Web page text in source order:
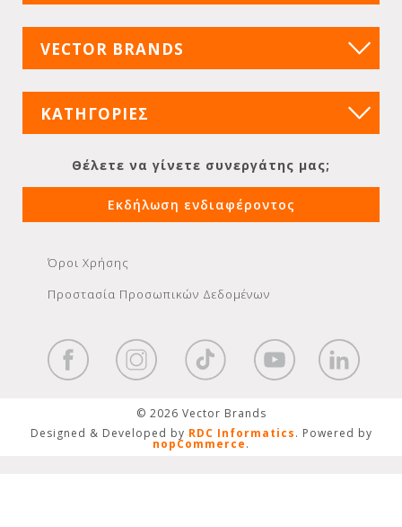
VECTOR BRANDS
ΚΑΤΗΓΟΡΙΕΣ
Θέλετε να γίνετε συνεργάτης μας;
Εκδήλωση ενδιαφέροντος
Όροι Χρήσης
Προστασία Προσωπικών Δεδομένων
© 2026 Vector Brands
Designed & Developed by RDC Informatics. Powered by
nopCommerce.